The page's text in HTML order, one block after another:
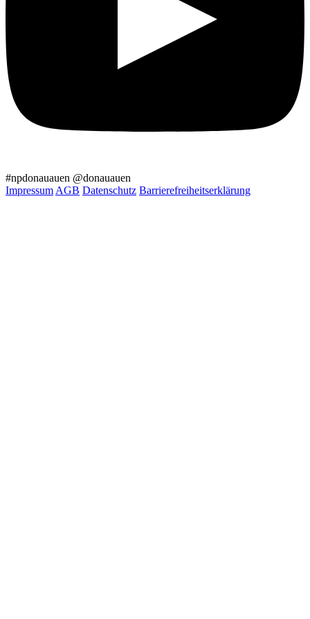
#npdonauauen @donauauen
Impressum AGB Datenschutz Barrierefreiheitserklärung